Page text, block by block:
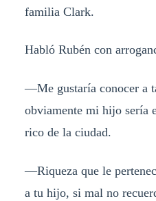
familia Clark.
Habló Rubén con
—Me gustaría conocer a
obviamente mi hijo sería
rico de la ciudad.
—Riqueza que le
a tu hijo, si mal no